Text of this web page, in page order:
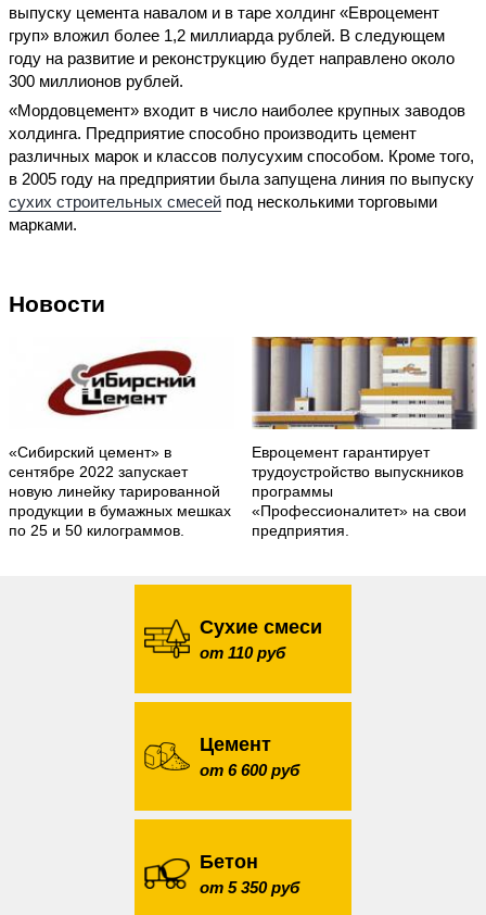
выпуску цемента навалом и в таре холдинг «Евроцемент
груп» вложил более 1,2 миллиарда рублей. В следующем
году на развитие и реконструкцию будет направлено около
300 миллионов рублей.
«Мордовцемент» входит в число наиболее крупных заводов
холдинга. Предприятие способно производить цемент
различных марок и классов полусухим способом. Кроме того,
в 2005 году на предприятии была запущена линия по выпуску
сухих строительных смесей под несколькими торговыми
марками.
Новости
«Сибирский цемент» в
сентябре 2022 запускает
новую линейку тарированной
продукции в бумажных мешках
по 25 и 50 килограммов.
Евроцемент гарантирует
трудоустройство выпускников
программы
«Профессионалитет» на свои
предприятия.
Сухие смеси
от 110 руб
Цемент
от 6 600 руб
Бетон
от 5 350 руб